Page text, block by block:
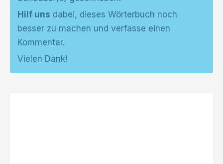
Hilf uns dabei, dieses Wörterbuch noch
besser zu machen und verfasse einen
Kommentar.
Vielen Dank!